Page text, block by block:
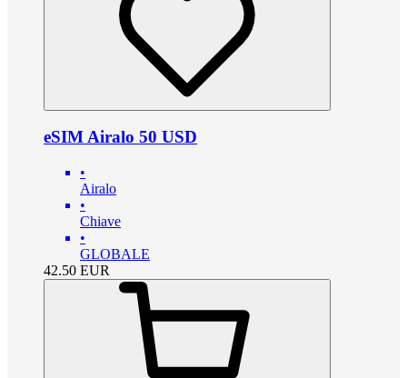
eSIM Airalo 50 USD
•
Airalo
•
Chiave
•
GLOBALE
42.50 EUR